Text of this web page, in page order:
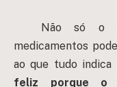
Não só o
medicamentos
ao que tudo
feliz porque o